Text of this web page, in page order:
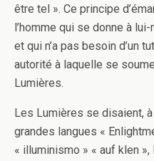
être tel ». Ce principe
l’homme qui se donne à
et qui n’a pas besoin d’un
autorité à laquelle se
Lumières.
Les Lumières se disaient,
grandes langues «
« illuminismo » « auf klen